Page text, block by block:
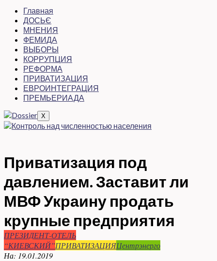
Главная
ДОСЬЄ
МНЕНИЯ
ФЕМИДА
ВЫБОРЫ
КОРРУПЦИЯ
РЕФОРМА
ПРИВАТИЗАЦИЯ
ЕВРОИНТЕГРАЦИЯ
ПРЕМЬЕРИАДА
X
Приватизация под
давлением. Заставит ли
МВФ Украину продать
крупные предприятия
ПРЕЗИДЕНТ-ОТЕЛЬ
“КИЕВСКИЙ”ПРИВАТИЗАЦИЯЦентрэнерго
На: 19.01.2019